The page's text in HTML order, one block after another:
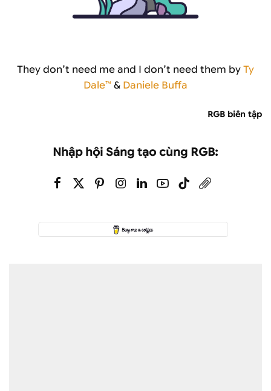
They don’t need me and I don’t need them by Ty
Dale™ & Daniele Buffa
RGB biên tập
Nhập hội Sáng tạo cùng RGB: